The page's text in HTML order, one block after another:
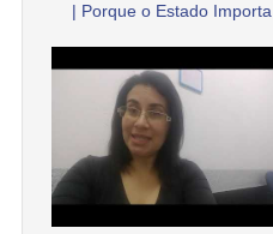
| Porque o Estado Importa